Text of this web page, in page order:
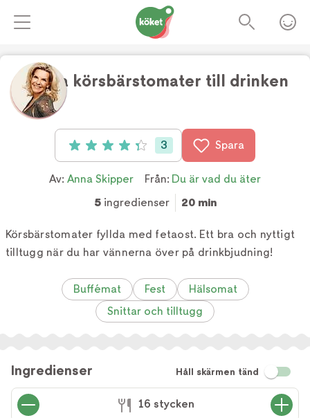
Fyllda körsbärstomater till drinken
Betyg: 4.33 av 5 (3 röster)
3 Spara
Av: Anna Skipper Från: Du är vad du äter
5ingredienser 20 min
Körsbärstomater fyllda med fetaost. Ett bra och nyttigt
tilltugg när du har vännerna över på drinkbjudning!
Buffémat Fest
Hälsomat
Snittar och tilltugg
Ingredienser Håll skärmen tänd
16 stycken